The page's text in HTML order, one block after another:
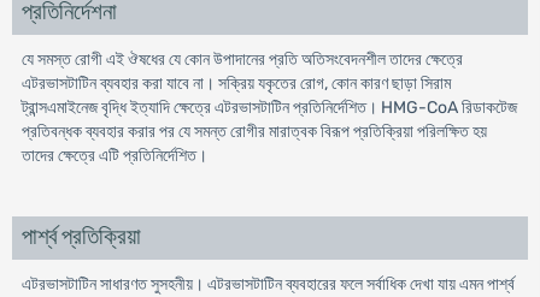
প্রতিনির্দেশনা
যে সমস্ত রোগী এই ঔষধের যে কোন উপাদানের প্রতি অতিসংবেদনশীল তাদের ক্ষেত্রে
এটরভাসটাটিন ব্যবহার করা যাবে না। সক্রিয় যকৃতের রোগ, কোন কারণ ছাড়া সিরাম
ট্রান্সএমাইনেজ বৃদ্ধি ইত্যাদি ক্ষেত্রে এটরভাসটাটিন প্রতিনির্দেশিত। HMG-CoA রিডাকটেজ
প্রতিবন্ধক ব্যবহার করার পর যে সমন্ত রোগীর মারাত্বক বিরূপ প্রতিক্রিয়া পরিলক্ষিত হয়
তাদের ক্ষেত্রে এটি প্রতিনির্দেশিত।
পার্শ্ব প্রতিক্রিয়া
এটরভাসটাটিন সাধারণত সুসহনীয়। এটরভাসটাটিন ব্যবহারের ফলে সর্বাধিক দেখা যায় এমন পার্শ্ব